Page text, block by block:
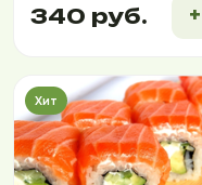
340 руб. +
Хит